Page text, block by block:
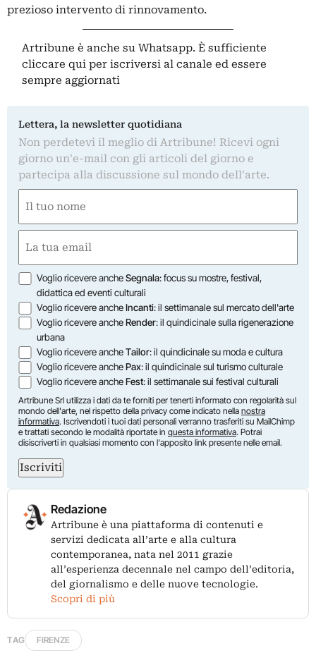
prezioso intervento di rinnovamento.
Artribune è anche su Whatsapp. È sufficiente
cliccare qui per iscriversi al canale ed essere
sempre aggiornati
Lettera, la newsletter quotidiana
Non perdetevi il meglio di Artribune! Ricevi ogni
giorno un'e-mail con gli articoli del giorno e
partecipa alla discussione sul mondo dell'arte.
(Obbligatorio)
Nome
(Obbligatorio)
Opzioni
Voglio ricevere ancheSegnala: focus su mostre, festival,
didattica ed eventi culturali
Voglio ricevere ancheIncanti: il settimanale sul mercato dell'arte
Voglio ricevere ancheRender: il quindicinale sulla rigenerazione
urbana
Voglio ricevere ancheTailor: il quindicinale su moda e cultura
Voglio ricevere anchePax: il quindicinale sul turismo culturale
Voglio ricevere ancheFest: il settimanale sui festival culturali
Artribune Srl utilizza i dati da te forniti per tenerti informato con regolarità sul
mondo dell'arte, nel rispetto della privacy come indicato nella nostra
informativa. Iscrivendoti i tuoi dati personali verranno trasferiti su MailChimp
e trattati secondo le modalità riportate in questa informativa. Potrai
disiscriverti in qualsiasi momento con l'apposito link presente nelle email.
Iscriviti
Redazione
Artribune è una piattaforma di contenuti e
servizi dedicata all’arte e alla cultura
contemporanea, nata nel 2011 grazie
all’esperienza decennale nel campo dell’editoria,
del giornalismo e delle nuove tecnologie.
Scopri di più
TAG FIRENZE